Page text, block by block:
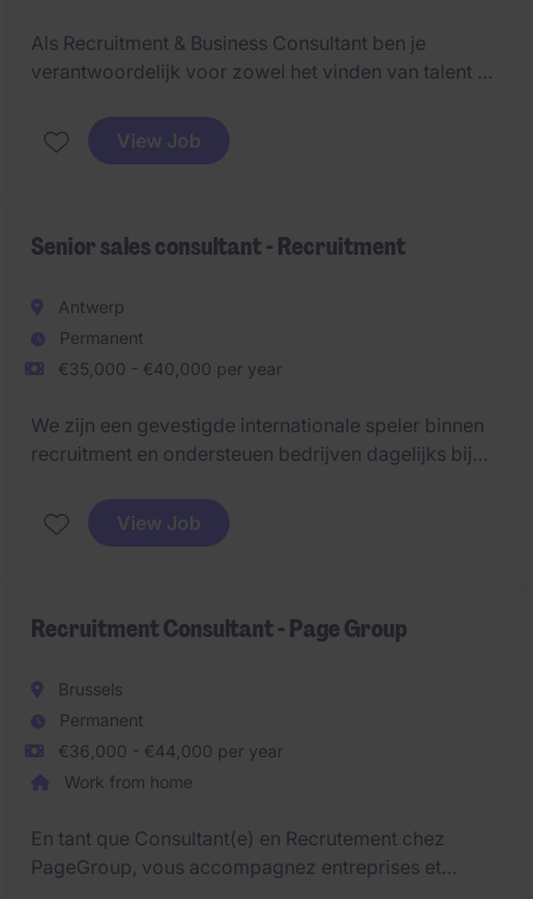
Als Recruitment & Business Consultant ben je
verantwoordelijk voor zowel het vinden van talent als
schakelt voortdurend tussen sales, relatiebeheer en
rekrutering - en je ziet direct resultaat van je
View Job
Senior sales consultant - Recruitment
Antwerp
Permanent
€35,000 - €40,000 per year
We zijn een gevestigde internationale speler binnen
recruitment en ondersteuen bedrijven dagelijks bij
kantoor in Antwerpen groeit sterk en daarom zijn we
op zoek naar een gedreven Senior sales consultant
View Job
Recruitment Consultant - Page Group
Brussels
Permanent
€36,000 - €44,000 per year
Work from home
En tant que Consultant(e) en Recrutement chez
PageGroup, vous accompagnez entreprises et